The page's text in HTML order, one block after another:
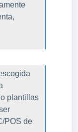
plantillas
POS de